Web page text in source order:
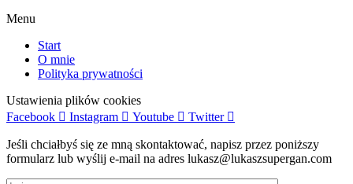
Menu
Start
O mnie
Polityka prywatności
Ustawienia plików cookies
Facebook
Instagram Youtube Twitter
Jeśli chciałbyś się ze mną skontaktować, napisz przez poniższy
formularz lub wyślij e-mail na adres lukasz@lukaszsupergan.com